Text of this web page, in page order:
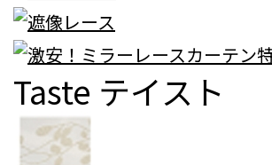
Taste テイスト